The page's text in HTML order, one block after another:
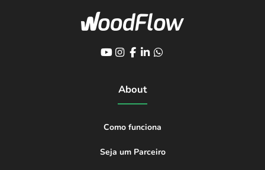
About
Como funciona
Seja um Parceiro